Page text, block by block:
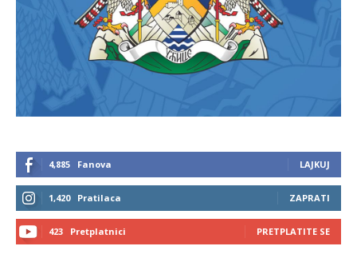
4,885 Fanova LAJKUJ
1,420 Pratilaca ZAPRATI
423 Pretplatnici PRETPLATITE SE